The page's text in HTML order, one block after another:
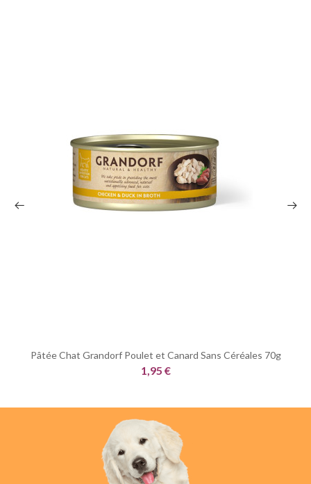
Pâtée Chat Grandorf Poulet et Canard Sans Céréales 70g
1,95 €